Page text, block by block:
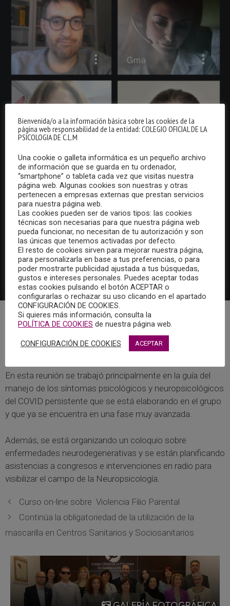
El pasado 26 de marzo se celebró en formato online la
última reunión del Grupo de Trabajo del Área de
Neuropsicología del COPCLM.
En esta reunión se trabajó principalmente en la guía del
manejo de los síntomas psicológicos y neuropsicológicos
del COVID persistente que se está elaborando en el grupo
y que ya se encuentra en una fase muy avanzada.
Además, se está organizando un coloquio sobre
enfermedades neurodegenerativas y se están planificando
asistencias a congresos e intervenciones en radio para
visibilizar el campo de la Neuropsicología.
Curso on-line sobre Violencia Filio Parental
Continúa la obligatoriedad de la utilización de la
mascarilla en Centros Sanitarios y Sociosanitarios
Bienvenida/o a la información básica sobre las cookies de la
página web responsabilidad de la entidad: COLEGIO OFICIAL DE LA
PSICOLOGIA DE C.L.M
Una cookie o galleta informática es un pequeño archivo
de información que se guarda en tu ordenador,
“smartphone” o tableta cada vez que visitas nuestra
página web. Algunas cookies son nuestras y otras
pertenecen a empresas externas que prestan servicios
para nuestra página web.
Las cookies pueden ser de varios tipos: las cookies
técnicas son necesarias para que nuestra página web
pueda funcionar, no necesitan de tu autorización y son
las únicas que tenemos activadas por defecto.
El resto de cookies sirven para mejorar nuestra página,
para personalizarla en base a tus preferencias, o para
poder mostrarte publicidad ajustada a tus búsquedas,
gustos e intereses personales. Puedes aceptar todas
estas cookies pulsando el botón ACEPTAR o
configurarlas o rechazar su uso clicando en el apartado
CONFIGURACIÓN DE COOKIES.
Si quieres más información, consulta la
POLÍTICA DE COOKIES de nuestra página web.
CONFIGURACIÓN DE COOKIES ACEPTAR